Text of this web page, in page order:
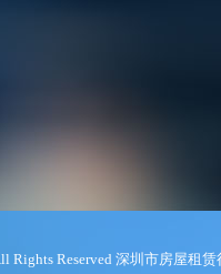
Rights Reserved 深圳市房屋租